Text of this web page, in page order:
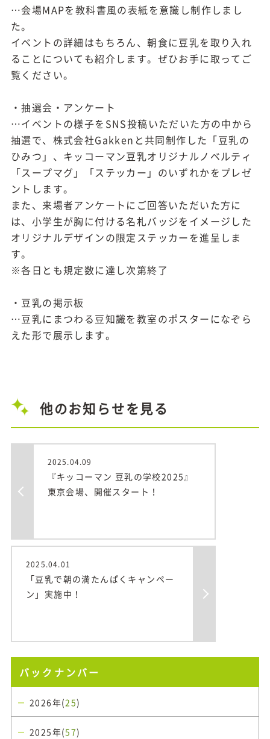
…会場MAPを教科書風の表紙を意識し制作しまし
た。
イベントの詳細はもちろん、朝食に豆乳を取り入れ
ることについても紹介します。ぜひお手に取ってご
覧ください。
・抽選会・アンケート
…イベントの様子をSNS投稿いただいた方の中から
抽選で、株式会社Gakkenと共同制作した「豆乳の
ひみつ」、キッコーマン豆乳オリジナルノベルティ
「スープマグ」「ステッカー」のいずれかをプレゼ
ントします。
また、来場者アンケートにご回答いただいた方に
は、小学生が胸に付ける名札バッジをイメージした
オリジナルデザインの限定ステッカーを進呈しま
す。
※各日とも規定数に達し次第終了
・豆乳の掲示板
…豆乳にまつわる豆知識を教室のポスターになぞら
えた形で展示します。
他のお知らせを見る
2025.04.09
『キッコーマン 豆乳の学校2025』
東京会場、開催スタート！
2025.04.01
「豆乳で朝の満たんぱくキャンペー
ン」実施中！
バックナンバー
2026年(25)
2025年(57)